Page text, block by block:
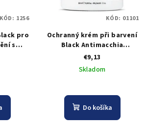
pro
s
9
KÓD: 1256
Ochranný krém při barvení
Black Antimacchia
Protective Cream 500 ml
€9,13
Skladom
Do košíka
KÓD: 01101